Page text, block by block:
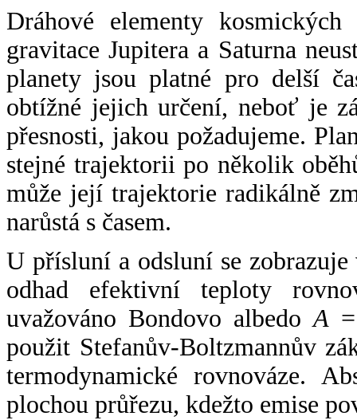
Dráhové elementy
gravitace Jupitera a Saturna
planety jsou platné pro delší
obtížné jejich určení, neboť je
přesnosti, jakou požadujeme.
stejné trajektorii po několik
může její trajektorie radikálně
narůstá s časem.
U přísluní a odsluní se
odhad efektivní teploty
uvažováno Bondovo albedoA
použit Stefanův-Boltzmannův
termodynamické rovnováze.
plochou průřezu, kdežto emise